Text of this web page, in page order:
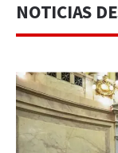
NOTICIAS